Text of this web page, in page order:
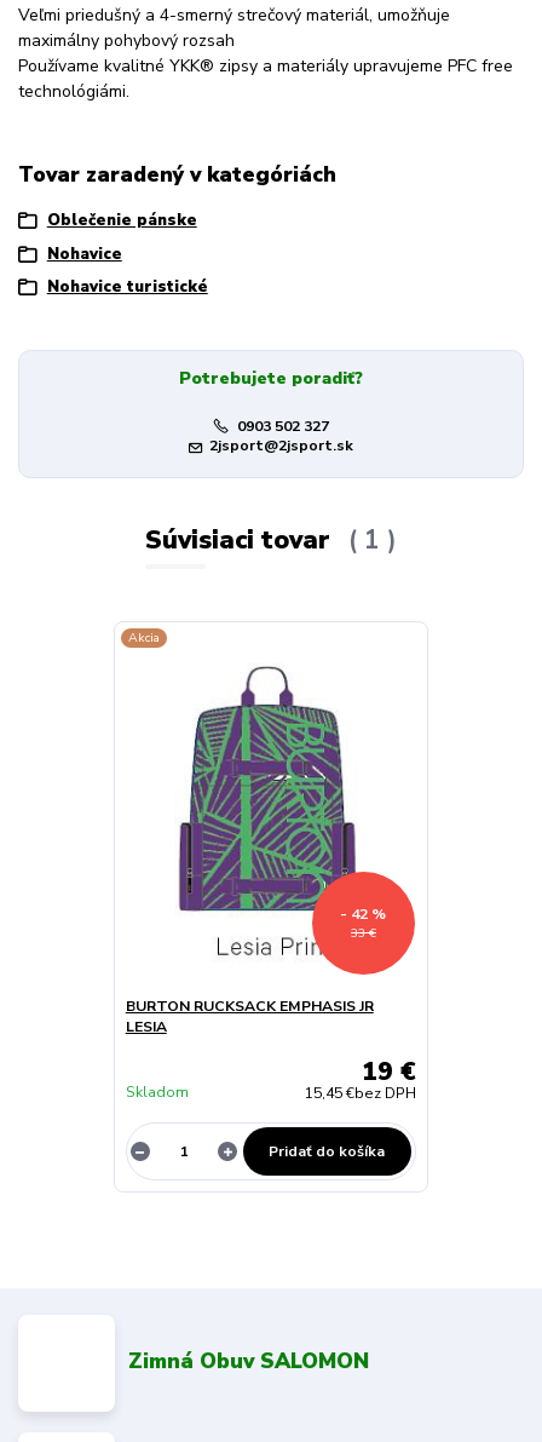
Veľmi priedušný a 4-smerný strečový materiál, umožňuje
maximálny pohybový rozsah
Používame kvalitné YKK® zipsy a materiály upravujeme PFC free
technológiámi.
Tovar zaradený v kategóriách
Oblečenie pánske
Nohavice
Nohavice turistické
Potrebujete poradiť?
0903 502 327
2jsport@2jsport.sk
Súvisiaci tovar 1
Akcia
33 €
- 42 %
BURTON RUCKSACK EMPHASIS JR
LESIA
19 €
15,45 €bez DPH
Skladom
Pridať do košíka
Zimná Obuv SALOMON